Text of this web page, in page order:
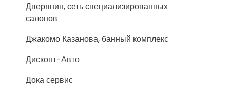
Дверянин, сеть специализированных
салонов
Джакомо Казанова, банный комплекс
Дисконт-Авто
Дока сервис